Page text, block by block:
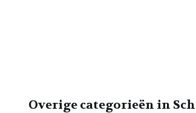
Overige categorieën in